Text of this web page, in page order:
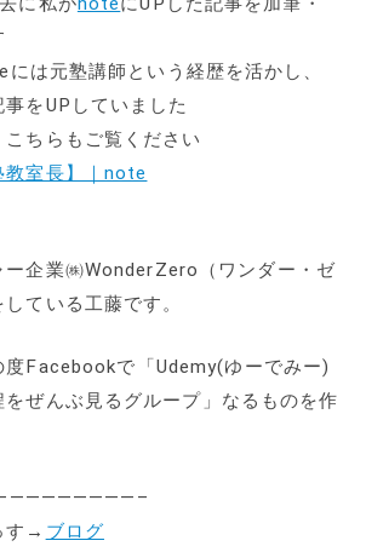
は元塾講師という経歴を活かし、
をUPしていました
ちらもご覧ください
教室長】｜note
ー企業㈱WonderZero（ワンダー・ゼ
ている工藤です。
度Facebookで「Udemy(ゆーでみー)
をぜんぶ見るグループ」なるものを作
す→ ブログ